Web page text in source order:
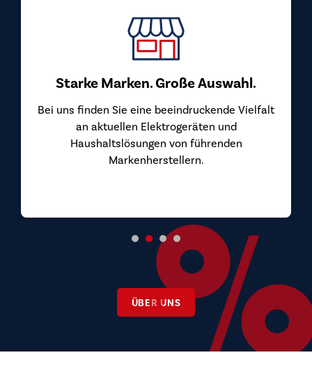
Große Auswahl.
Sie eine beeindruckende Vielfalt
Elektrogeräten und
von führenden
ÜBER UNS